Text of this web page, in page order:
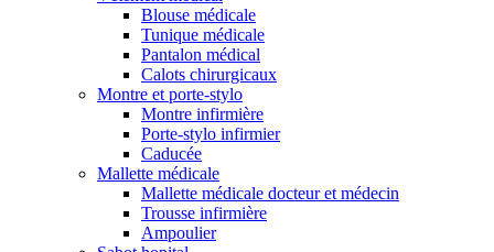
Blouse médicale
Tunique médicale
Pantalon médical
Calots chirurgicaux
Montre et porte-stylo
Montre infirmière
Porte-stylo infirmier
Caducée
Mallette médicale
Mallette médicale docteur et médecin
Trousse infirmière
Ampoulier